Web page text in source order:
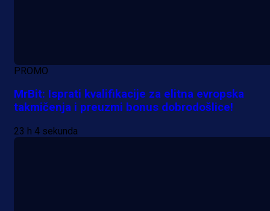
PROMO
MrBit: Isprati kvalifikacije za elitna evropska
takmičenja i preuzmi bonus dobrodošlice!
23 h 4 sekunda